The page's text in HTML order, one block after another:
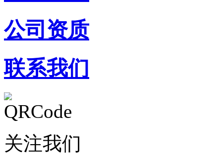
公司资质
联系我们
关注我们